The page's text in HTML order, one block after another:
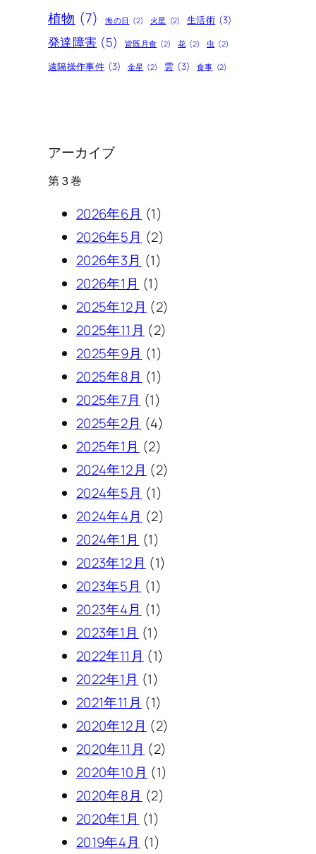
植物 (7) 海の日 (2) 火星 (2) 生活術 (3)
発達障害 (5) 皆既月食 (2) 花 (2) 虫 (2)
遠隔操作事件 (3) 金星 (2) 雲 (3) 食事 (2)
アーカイブ
第３巻
2026年6月 (1)
2026年5月 (2)
2026年3月 (1)
2026年1月 (1)
2025年12月 (2)
2025年11月 (2)
2025年9月 (1)
2025年8月 (1)
2025年7月 (1)
2025年2月 (4)
2025年1月 (2)
2024年12月 (2)
2024年5月 (1)
2024年4月 (2)
2024年1月 (1)
2023年12月 (1)
2023年5月 (1)
2023年4月 (1)
2023年1月 (1)
2022年11月 (1)
2022年1月 (1)
2021年11月 (1)
2020年12月 (2)
2020年11月 (2)
2020年10月 (1)
2020年8月 (2)
2020年1月 (1)
2019年4月 (1)